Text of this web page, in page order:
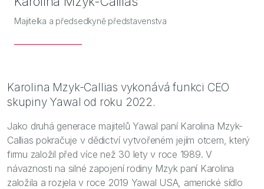
Majitelka a předsedkyně představenstva
Karolina Mzyk-Callias vykonává funkci CEO
skupiny Yawal od roku 2022.
Jako druhá generace majitelů Yawal paní Karolina Mzyk-
Callias pokračuje v dědictví vytvořeném jejím otcem, který
firmu založil před více než 30 lety v roce 1989. V
návaznosti na silné zapojení rodiny Mzyk paní Karolina
založila a rozjela v roce 2019 Yawal USA, americké sídlo